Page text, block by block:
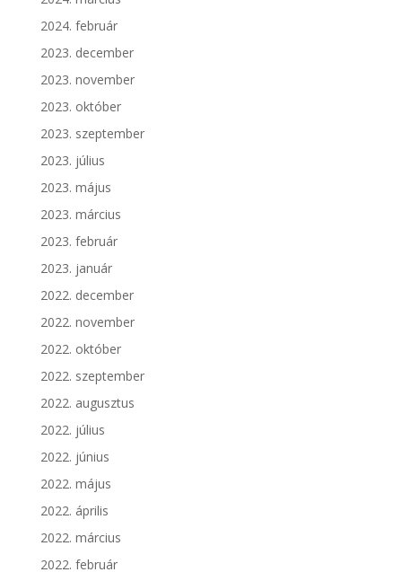
2024. február
2023. december
2023. november
2023. október
2023. szeptember
2023. július
2023. május
2023. március
2023. február
2023. január
2022. december
2022. november
2022. október
2022. szeptember
2022. augusztus
2022. július
2022. június
2022. május
2022. április
2022. március
2022. február